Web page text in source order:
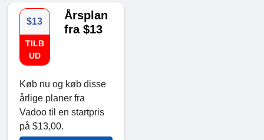
$13
TILB
UD
Årsplan
fra $13
Køb nu og køb disse
årlige planer fra
Vadoo til en startpris
på $13,00.